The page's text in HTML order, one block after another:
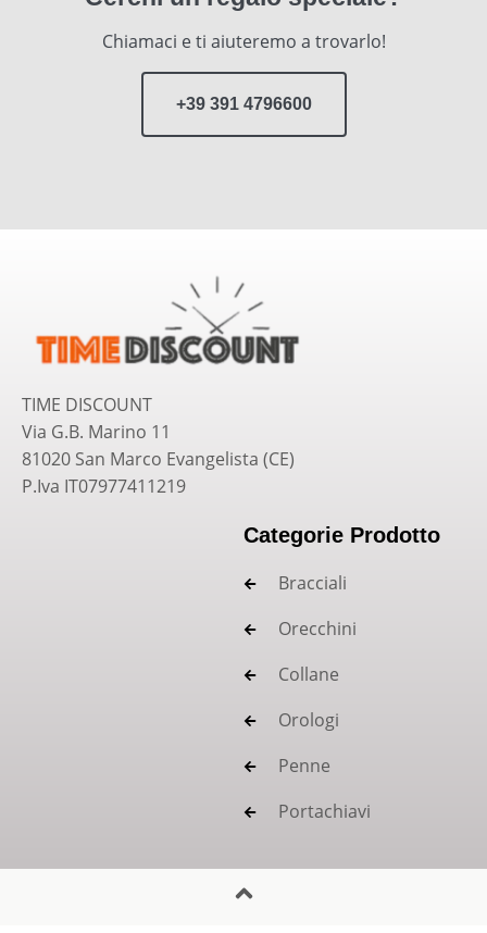
Chiamaci e ti aiuteremo a trovarlo!
+39 391 4796600
TIME DISCOUNT
Via G.B. Marino 11
81020 San Marco Evangelista (CE)
P.Iva IT07977411219
Categorie Prodotto
Bracciali
Orecchini
Collane
Orologi
Penne
Portachiavi